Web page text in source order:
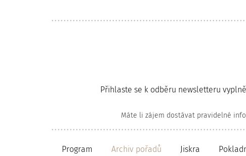
Přihlaste se k odběru newsletteru
Máte li zájem dostávat pravidelné
Program Archiv pořadů Jiskra